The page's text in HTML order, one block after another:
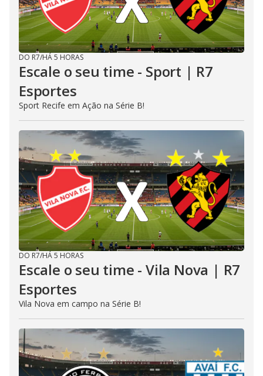
DO R7/HÁ 5 HORAS
Escale o seu time - Sport | R7
Esportes
Sport Recife em Ação na Série B!
DO R7/HÁ 5 HORAS
Escale o seu time - Vila Nova | R7
Esportes
Vila Nova em campo na Série B!